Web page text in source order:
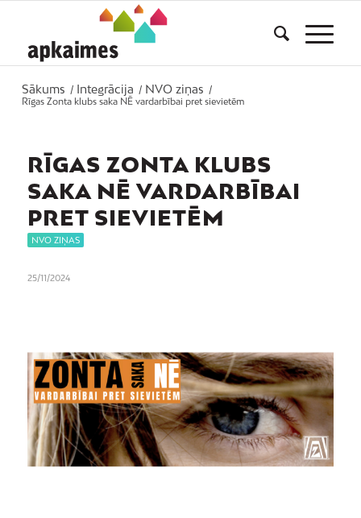
Sākums / Integrācija / NVO ziņas
/
Rīgas Zonta klubs saka NĒ vardarbībai pret sievietēm
RĪGAS ZONTA KLUBS
SAKA NĒ VARDARBĪBAI
PRET SIEVIETĒM
NVO ZIŅAS
25/11/2024